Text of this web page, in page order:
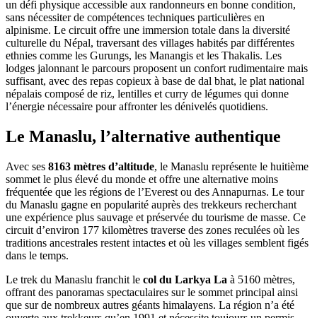
un défi physique accessible aux randonneurs en bonne condition,
sans nécessiter de compétences techniques particulières en
alpinisme. Le circuit offre une immersion totale dans la diversité
culturelle du Népal, traversant des villages habités par différentes
ethnies comme les Gurungs, les Manangis et les Thakalis. Les
lodges jalonnant le parcours proposent un confort rudimentaire mais
suffisant, avec des repas copieux à base de dal bhat, le plat national
népalais composé de riz, lentilles et curry de légumes qui donne
l’énergie nécessaire pour affronter les dénivelés quotidiens.
Le Manaslu, l’alternative authentique
Avec ses 8163 mètres d’altitude, le Manaslu représente le huitième
sommet le plus élevé du monde et offre une alternative moins
fréquentée que les régions de l’Everest ou des Annapurnas. Le tour
du Manaslu gagne en popularité auprès des trekkeurs recherchant
une expérience plus sauvage et préservée du tourisme de masse. Ce
circuit d’environ 177 kilomètres traverse des zones reculées où les
traditions ancestrales restent intactes et où les villages semblent figés
dans le temps.
Le trek du Manaslu franchit le col du Larkya La à 5160 mètres,
offrant des panoramas spectaculaires sur le sommet principal ainsi
que sur de nombreux autres géants himalayens. La région n’a été